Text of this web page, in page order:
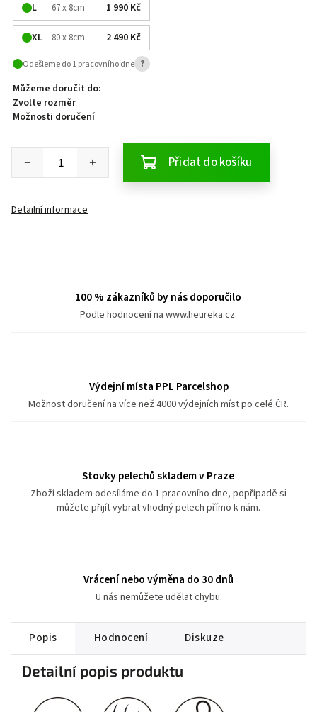
L 67 x 8cm 1 990 Kč
XL 80 x 8cm 2 490 Kč
Odešleme do 1 pracovního dne ?
Můžeme doručit do:
Zvolte rozměr
Možnosti doručení
Přidat do košíku
Detailní informace
100 % zákazníků by nás doporučilo
Podle hodnocení na www.heureka.cz.
Výdejní místa PPL Parcelshop
Možnost doručení na více než 4000 výdejních míst po celé ČR.
Stovky pelechů skladem v Praze
Zboží skladem odesíláme do 1 pracovního dne, popřípadě si
můžete přijít vybrat vhodný pelech přímo k nám.
Vrácení nebo výměna do 30 dnů
U nás nemůžete udělat chybu.
Popis Hodnocení Diskuze
Detailní popis produktu